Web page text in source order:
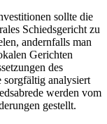
sollte die
Schiedsgericht zu
andernfalls man
Gerichten
des
sorgfältig analysiert
werden vom
gestellt.